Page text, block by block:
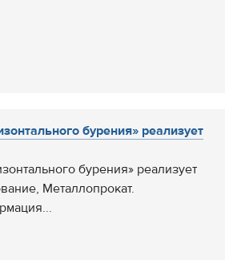
бурения» реализует
бурения» реализует
Металлопрокат.